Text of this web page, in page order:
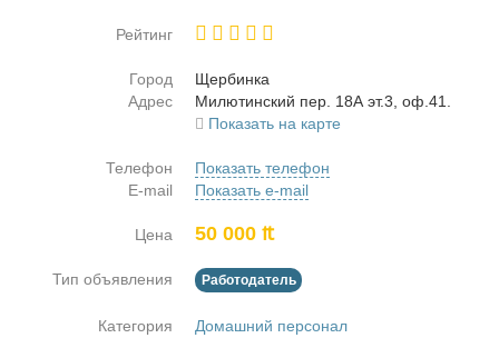
Рейтинг
Город
Щер­бин­ка
Адрес
Ми­лю­тин­ский пер. 18А эт.3, оф.41.
Показать на карте
Телефон
Показать телефон
E-mail
Показать e-mail
Цена 50 000 ₶
Тип объявления Работодатель
Категория
Домашний персонал